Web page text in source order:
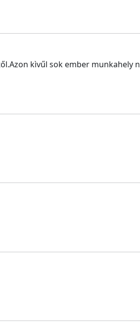
kìvűl sok ember munkahely